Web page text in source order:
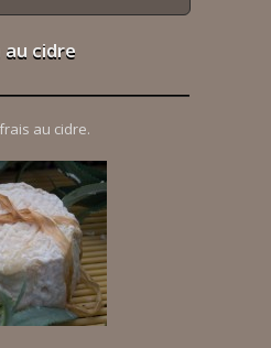
cidre
au cidre.